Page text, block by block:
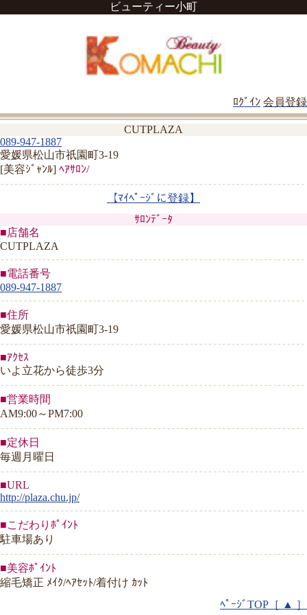
ビューティー小町
ﾛｸﾞｲﾝ 会員登録
CUTPLAZA
089-947-1887
愛媛県松山市祇園町3-19
[美容ｼﾞｬﾝﾙ] ﾍｱｻﾛﾝ/
【ﾏｲﾍﾟｰｼﾞに登録】
ｻﾛﾝﾃﾞｰﾀ
■店舗名
CUTPLAZA
■電話番号
089-947-1887
■住所
愛媛県松山市祇園町3-19
■ｱｸｾｽ
いよ立花から徒歩3分
■営業時間
AM9:00～PM7:00
■定休日
毎週月曜日
■URL
http://plaza.chu.jp/
■こだわりﾎﾟｲﾝﾄ
駐車場あり
■美容ﾎﾟｲﾝﾄ
縮毛矯正 ﾒｲｸ/ﾍｱｾｯﾄ/着付け ｶｯﾄ
ﾍﾟｰｼﾞTOP［ ▲ ］